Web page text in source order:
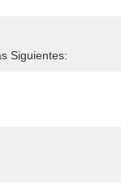
Siguientes: